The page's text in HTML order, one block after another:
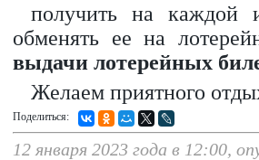
получить на каждой
обменять ее на
выдачи лотерейных
Желаем приятного
Поделиться:
12 января 2023 года в 12:00,